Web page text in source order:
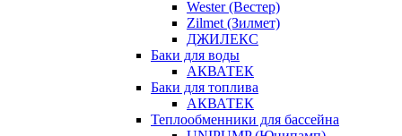
Wester (Вестер)
Zilmet (Зилмет)
ДЖИЛЕКС
Баки для воды
АКВАТЕК
Баки для топлива
АКВАТЕК
Теплообменники для бассейна